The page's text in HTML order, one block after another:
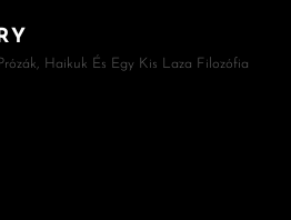
Haikuk És Egy Kis Laza Filozófia